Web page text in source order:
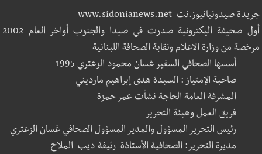
جريدة صيدونيانيوز.نت www.sidonianews.net
أول صحيفة اليكترونية صدرت في صيدا والجنوب أواخر العام 2002
مرخصة من وزارة الاعلام ونقابة الصحافة اللبنانية
أسسها الصحافي السفير غسان محمود الزعتري 1995
صاحبة الإمتياز : السيدة هدى إبراهيم مارديني
المشرفة العامة الحاجة نشأت عمر حمزة
فريق العمل وهيئة التحرير
رئيس التحرير المسؤول والمدير المسؤول الصحافي غسان الزعتري
مديرة التحرير: الصحافية الأستاذة رئيفة ديب الملاح